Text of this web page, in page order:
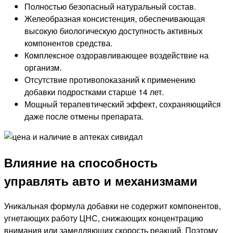
Полностью безопасный натуральный состав.
Желеобразная консистенция, обеспечивающая
высокую биологическую доступность активных
компонентов средства.
Комплексное оздоравливающее воздействие на
организм.
Отсутствие противопоказаний к применению
добавки подростками старше 14 лет.
Мощный терапевтический эффект, сохраняющийся
даже после отмены препарата.
Влияние на способность
управлять авто и механизмами
Уникальная формула добавки не содержит компонентов,
угнетающих работу ЦНС, снижающих концентрацию
внимания или замедляющих скорость реакций. Поэтому